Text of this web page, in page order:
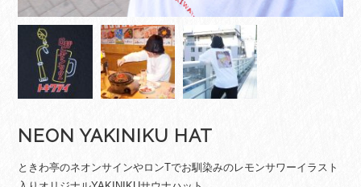
NEON YAKINIKU HAT
ときわ亭のネオンサインやロンTでお馴染みのレモンサワーイラスト